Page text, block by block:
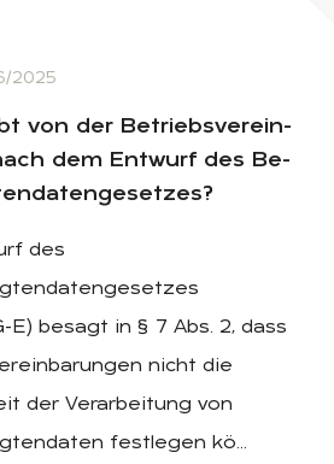
2025
von der Be­triebs­ver­ein­
dem Ent­wurf des Be­
des
E) besagt in § 7 Abs. 2, dass
nicht die
der Verarbeitung von
festlegen kö…